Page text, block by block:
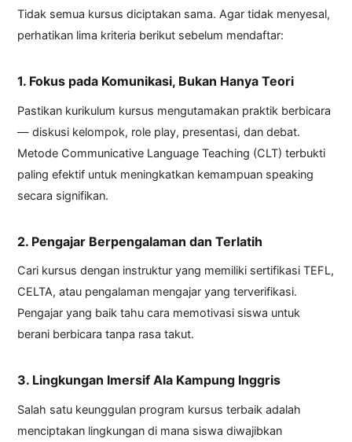
Tidak semua kursus diciptakan sama. Agar tidak menyesal,
perhatikan lima kriteria berikut sebelum mendaftar:
1. Fokus pada Komunikasi, Bukan Hanya Teori
Pastikan kurikulum kursus mengutamakan praktik berbicara
— diskusi kelompok, role play, presentasi, dan debat.
Metode Communicative Language Teaching (CLT) terbukti
paling efektif untuk meningkatkan kemampuan speaking
secara signifikan.
2. Pengajar Berpengalaman dan Terlatih
Cari kursus dengan instruktur yang memiliki sertifikasi TEFL,
CELTA, atau pengalaman mengajar yang terverifikasi.
Pengajar yang baik tahu cara memotivasi siswa untuk
berani berbicara tanpa rasa takut.
3. Lingkungan Imersif Ala Kampung Inggris
Salah satu keunggulan program kursus terbaik adalah
menciptakan lingkungan di mana siswa diwajibkan